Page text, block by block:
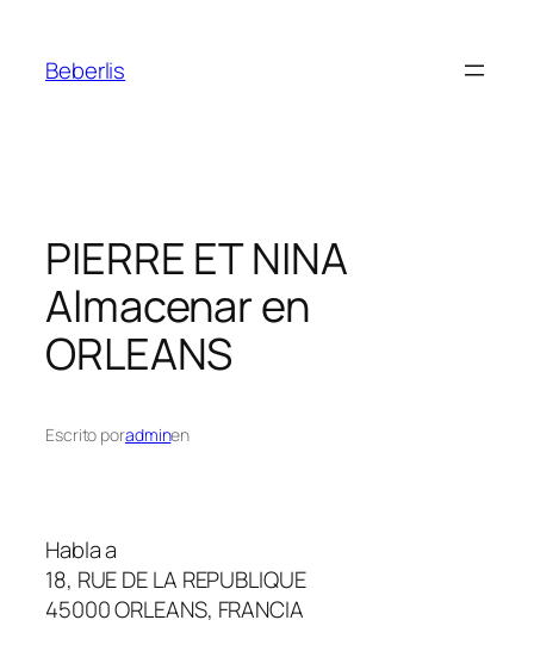
Beberlis
PIERRE ET NINA
Almacenar en
ORLEANS
Escrito poradminen
Habla a
18, RUE DE LA REPUBLIQUE
45000 ORLEANS, FRANCIA